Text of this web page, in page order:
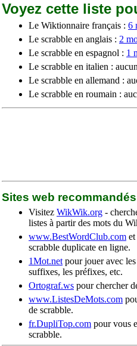
Voyez cette liste
Le Wiktionnaire français : 6
Le scrabble en anglais : 2
Le scrabble en espagnol : 1
Le scrabble en italien :
Le scrabble en allemand :
Le scrabble en roumain :
Sites web recommandés
Visitez WikWik.org -
listes à partir des mots du
www.BestWordClub.com et
scrabble duplicate en ligne.
1Mot.net pour jouer avec
suffixes, les préfixes, etc.
Ortograf.ws pour chercher
www.ListesDeMots.com
de scrabble.
fr.DupliTop.com pour vous
scrabble.